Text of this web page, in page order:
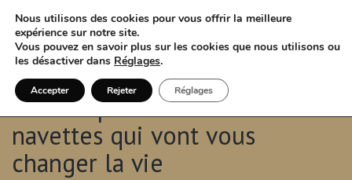
Nice Airport Transfer : des
navettes qui vont vous
changer la vie
Nous utilisons des cookies pour vous offrir la meilleure
expérience sur notre site.
Vous pouvez en savoir plus sur les cookies que nous utilisons ou
les désactiver dans Réglages.
Accepter Rejeter Réglages